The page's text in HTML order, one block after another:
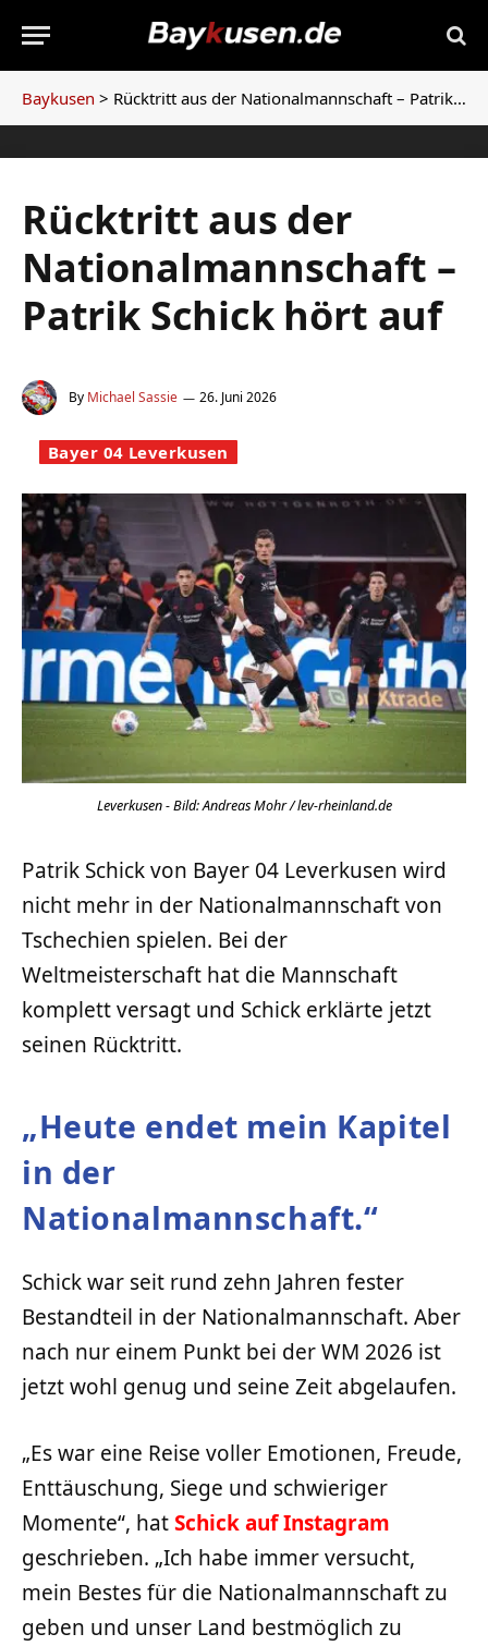
Baykusen > Rücktritt aus der Nationalmannschaft – Patrik Schick hört auf
Rücktritt aus der
Nationalmannschaft –
Patrik Schick hört auf
By Michael Sassie 26. Juni 2026
Bayer 04 Leverkusen
Leverkusen - Bild: Andreas Mohr / lev-rheinland.de
Patrik Schick von Bayer 04 Leverkusen wird
nicht mehr in der Nationalmannschaft von
Tschechien spielen. Bei der
Weltmeisterschaft hat die Mannschaft
komplett versagt und Schick erklärte jetzt
seinen Rücktritt.
„Heute endet mein Kapitel
in der
Nationalmannschaft.“
Schick war seit rund zehn Jahren fester
Bestandteil in der Nationalmannschaft. Aber
nach nur einem Punkt bei der WM 2026 ist
jetzt wohl genug und seine Zeit abgelaufen.
„Es war eine Reise voller Emotionen, Freude,
Enttäuschung, Siege und schwieriger
Momente“, hatSchick auf Instagram
geschrieben. „Ich habe immer versucht,
mein Bestes für die Nationalmannschaft zu
geben und unser Land bestmöglich zu